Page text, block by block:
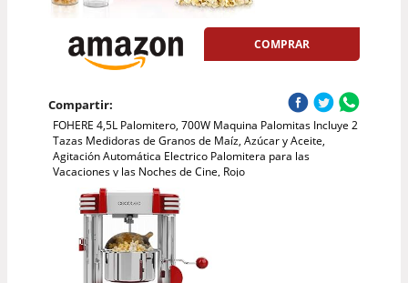
COMPRAR
Compartir:
FOHERE 4,5L Palomitero, 700W Maquina Palomitas Incluye 2
Tazas Medidoras de Granos de Maíz, Azúcar y Aceite,
Agitación Automática Electrico Palomitera para las
Vacaciones y las Noches de Cine, Rojo